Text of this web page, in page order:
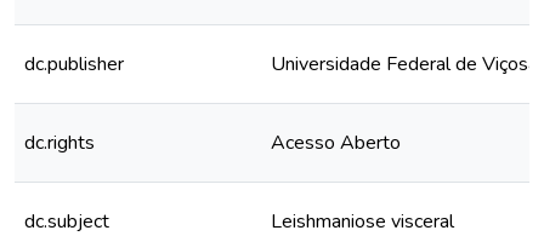
dc.publisher Universidade Federal de Viçosa
dc.rights Acesso Aberto
dc.subject Leishmaniose visceral